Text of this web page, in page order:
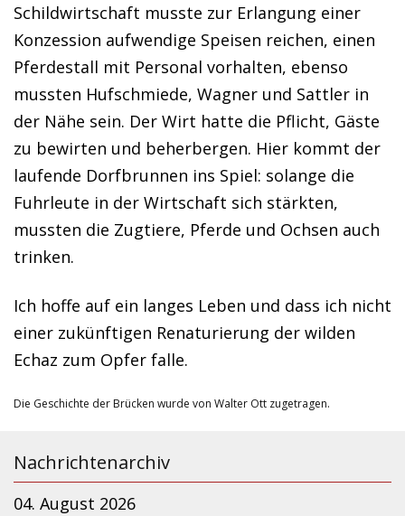
Schildwirtschaft musste zur Erlangung einer
Konzession aufwendige Speisen reichen, einen
Pferdestall mit Personal vorhalten, ebenso
mussten Hufschmiede, Wagner und Sattler in
der Nähe sein. Der Wirt hatte die Pflicht, Gäste
zu bewirten und beherbergen. Hier kommt der
laufende Dorfbrunnen ins Spiel: solange die
Fuhrleute in der Wirtschaft sich stärkten,
mussten die Zugtiere, Pferde und Ochsen auch
trinken.
Ich hoffe auf ein langes Leben und dass ich nicht
einer zukünftigen Renaturierung der wilden
Echaz zum Opfer falle.
Die Geschichte der Brücken wurde von Walter Ott zugetragen.
Nachrichtenarchiv
04. August 2026